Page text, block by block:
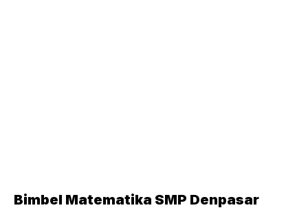
Bimbel Matematika SMP Denpasar